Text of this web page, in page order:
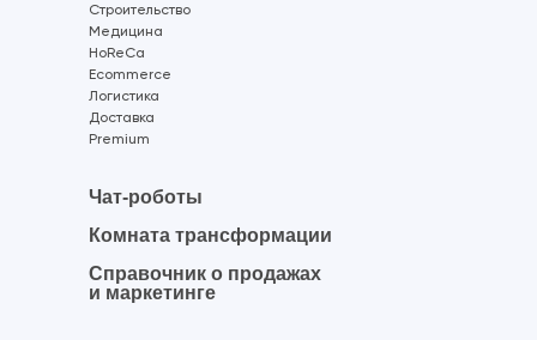
Строительство
Медицина
HoReCa
Ecommerce
Логистика
Доставка
Premium
Комната трансформации
Справочник о продажах
и маркетинге
Чат-роботы